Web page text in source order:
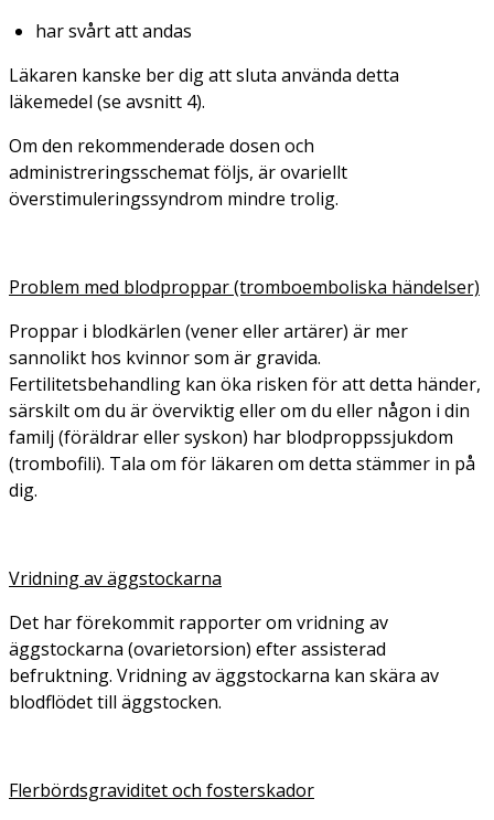
har svårt att andas
Läkaren kanske ber dig att sluta använda detta
läkemedel (se avsnitt 4).
Om den rekommenderade dosen och
administreringsschemat följs, är ovariellt
överstimuleringssyndrom mindre trolig.
Problem med blodproppar (tromboemboliska händelser)
Proppar i blodkärlen (vener eller artärer) är mer
sannolikt hos kvinnor som är gravida.
Fertilitetsbehandling kan öka risken för att detta händer,
särskilt om du är överviktig eller om du eller någon i din
familj (föräldrar eller syskon) har blodproppssjukdom
(trombofili). Tala om för läkaren om detta stämmer in på
dig.
Vridning av äggstockarna
Det har förekommit rapporter om vridning av
äggstockarna (ovarietorsion) efter assisterad
befruktning. Vridning av äggstockarna kan skära av
blodflödet till äggstocken.
Flerbördsgraviditet och fosterskador